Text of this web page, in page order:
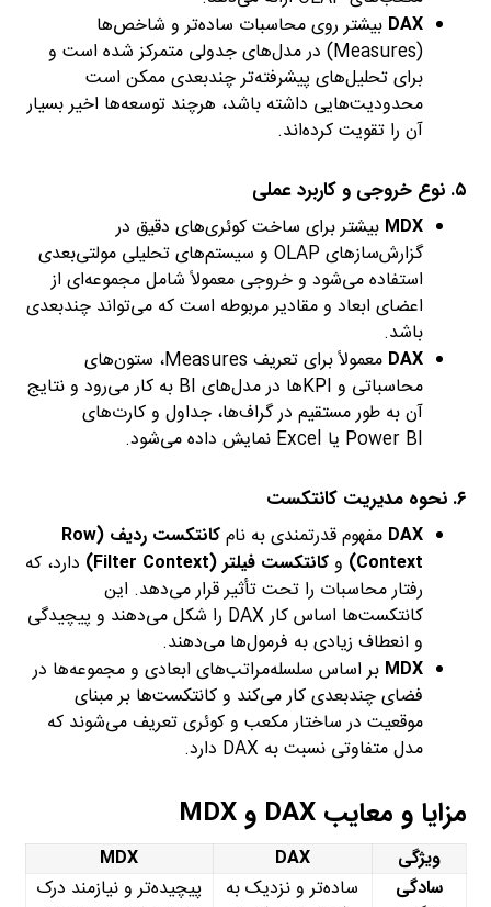
DAX بیشتر روی محاسبات ساده‌تر و شاخص‌ها
(Measures) در مدل‌های جدولی متمرکز شده است و
برای تحلیل‌های پیشرفته‌تر چندبعدی ممکن است
محدودیت‌هایی داشته باشد، هرچند توسعه‌ها اخیر بسیار
آن را تقویت کرده‌اند.
۵. نوع خروجی و کاربرد عملی
MDX بیشتر برای ساخت کوئری‌های دقیق در
گزارش‌سازهای OLAP و سیستم‌های تحلیلی مولتی‌بعدی
استفاده می‌شود و خروجی معمولاً شامل مجموعه‌ای از
اعضای ابعاد و مقادیر مربوطه است که می‌تواند چندبعدی
باشد.
DAX
معمولاً برای تعریف Measures، ستون‌های
محاسباتی و KPIها در مدل‌های BI به کار می‌رود و نتایج
آن به طور مستقیم در گراف‌ها، جداول و کارت‌های
Power BI یا Excel نمایش داده می‌شود.
۶. نحوه مدیریت کانتکست
DAX مفهوم قدرتمندی به نام
کانتکست ردیف (Row
Context) وکانتکست فیلتر (Filter Context)
دارد، که
رفتار محاسبات را تحت تأثیر قرار می‌دهد. این
کانتکست‌ها اساس کار DAX را شکل می‌دهند و پیچیدگی
و انعطاف زیادی به فرمول‌ها می‌دهند.
MDX بر اساس سلسله‌مراتب‌های ابعادی و مجموعه‌ها در
فضای چندبعدی کار می‌کند و کانتکست‌ها بر مبنای
موقعیت در ساختار مکعب و کوئری تعریف می‌شوند که
مدل متفاوتی نسبت به DAX دارد.
مزایا و معایب DAX و MDX
ویژگی DAX
MDX
سادگی
ساده‌تر و نزدیک به
پیچیده‌تر و نیازمند درک